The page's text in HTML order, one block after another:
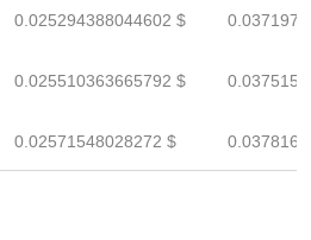
0.025294388044602 $
0.025510363665792 $
0.02571548028272 $